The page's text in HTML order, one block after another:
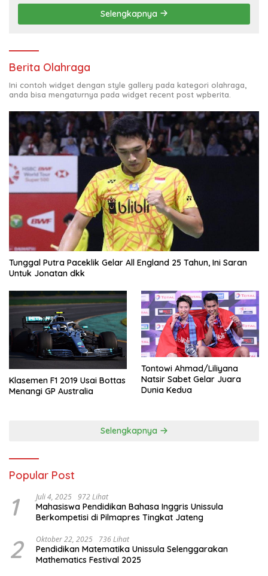
Selengkapnya
Berita Olahraga
Ini contoh widget dengan style gallery pada kategori olahraga,
anda bisa mengaturnya pada widget recent post wpberita.
Tunggal Putra Paceklik Gelar All England 25 Tahun, Ini Saran
Untuk Jonatan dkk
Klasemen F1 2019 Usai Bottas
Menangi GP Australia
Tontowi Ahmad/Liliyana
Natsir Sabet Gelar Juara
Dunia Kedua
Selengkapnya
Popular Post
1 Juli 4, 2025 972 Lihat
Mahasiswa Pendidikan Bahasa Inggris Unissula
Berkompetisi di Pilmapres Tingkat Jateng
2 Oktober 22, 2025 736 Lihat
Pendidikan Matematika Unissula Selenggarakan
Mathematics Festival 2025